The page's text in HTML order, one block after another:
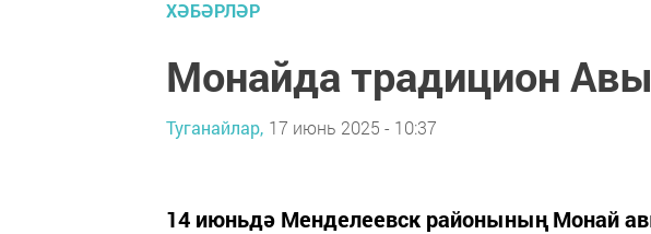
ХӘБӘРЛӘР
Монайда традицион
Туганайлар, 17 июнь 2025 - 10:37
14 июньдә Менделеевск районының Монай